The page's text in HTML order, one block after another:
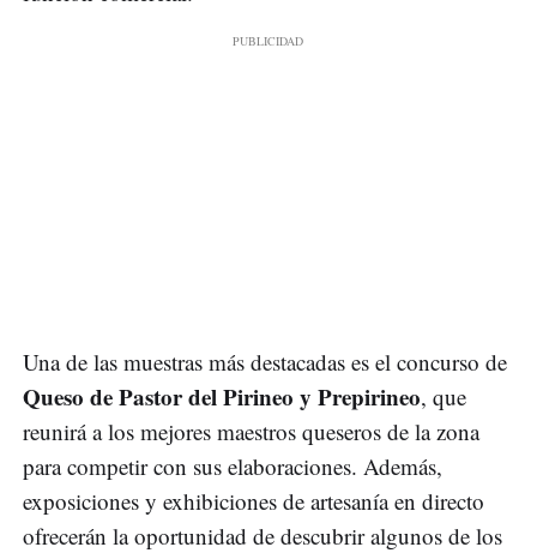
Una de las muestras más destacadas es el concurso de
Queso de Pastor del Pirineo y Prepirineo, que
reunirá a los mejores maestros queseros de la zona
para competir con sus elaboraciones. Además,
exposiciones y exhibiciones de artesanía en directo
ofrecerán la oportunidad de descubrir algunos de los